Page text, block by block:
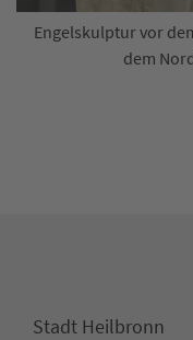
Engelskulptur vor
dem
Stadt Heilbronn